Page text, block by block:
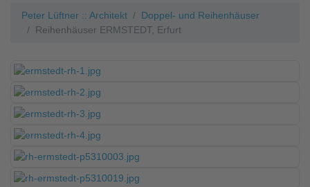
Peter Lüftner :: Architekt
Doppel- und Reihenhäuser
Reihenhäuser ERMSTEDT, Erfurt